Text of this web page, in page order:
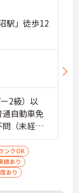
駅」徒歩12
2級）以
自動車免
（未経
ンクOK
績あり
あり